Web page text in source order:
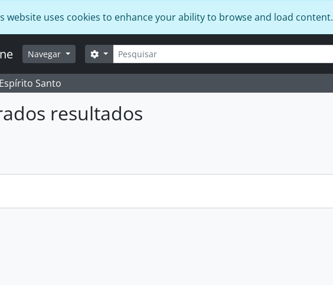
website uses cookies to enhance your ability to browse and load content.
Navegar Pesquisar
Opções de busca
Santo
resultados